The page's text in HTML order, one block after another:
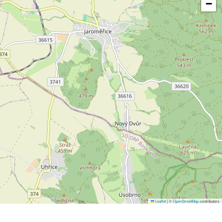
−
Leaflet|©OpenStreetMapcontributors